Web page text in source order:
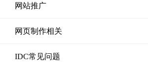
网站推广
网页制作相关
IDC常见问题